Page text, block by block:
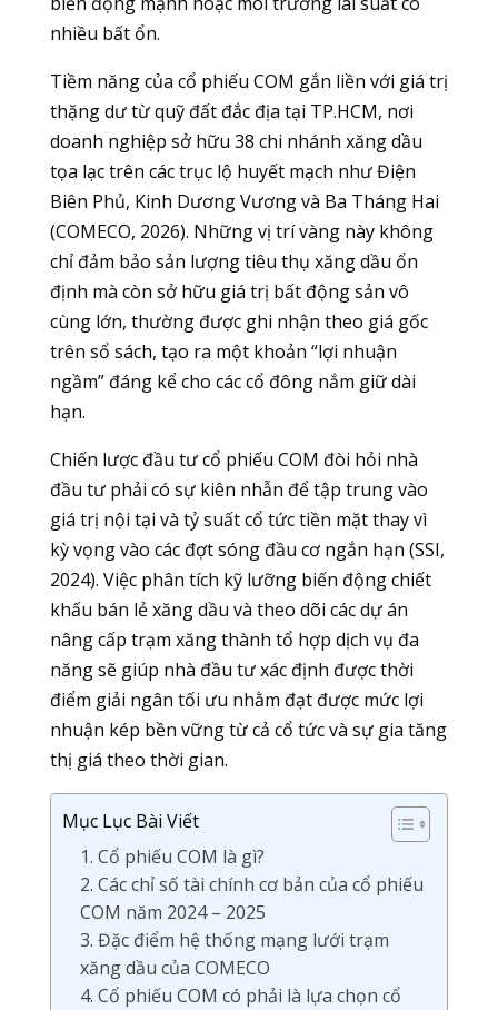
nhiều bất ổn.
Tiềm năng của cổ phiếu COM gắn liền với giá trị
thặng dư từ quỹ đất đắc địa tại TP.HCM, nơi
doanh nghiệp sở hữu 38 chi nhánh xăng dầu
tọa lạc trên các trục lộ huyết mạch như Điện
Biên Phủ, Kinh Dương Vương và Ba Tháng Hai
(COMECO, 2026). Những vị trí vàng này không
chỉ đảm bảo sản lượng tiêu thụ xăng dầu ổn
định mà còn sở hữu giá trị bất động sản vô
cùng lớn, thường được ghi nhận theo giá gốc
trên sổ sách, tạo ra một khoản “lợi nhuận
ngầm” đáng kể cho các cổ đông nắm giữ dài
hạn.
Chiến lược đầu tư cổ phiếu COM đòi hỏi nhà
đầu tư phải có sự kiên nhẫn để tập trung vào
giá trị nội tại và tỷ suất cổ tức tiền mặt thay vì
kỳ vọng vào các đợt sóng đầu cơ ngắn hạn (SSI,
2024). Việc phân tích kỹ lưỡng biến động chiết
khấu bán lẻ xăng dầu và theo dõi các dự án
nâng cấp trạm xăng thành tổ hợp dịch vụ đa
năng sẽ giúp nhà đầu tư xác định được thời
điểm giải ngân tối ưu nhằm đạt được mức lợi
nhuận kép bền vững từ cả cổ tức và sự gia tăng
thị giá theo thời gian.
Mục Lục Bài Viết
1. Cổ phiếu COM là gì?
2. Các chỉ số tài chính cơ bản của cổ phiếu
COM năm 2024 – 2025
3. Đặc điểm hệ thống mạng lưới trạm
xăng dầu của COMECO
4. Cổ phiếu COM có phải là lựa chọn cổ